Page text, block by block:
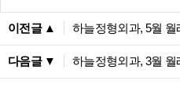
이전글 ▲ 하늘정형외과, 5월 월
다음글 ▼ 하늘정형외과, 3월 월